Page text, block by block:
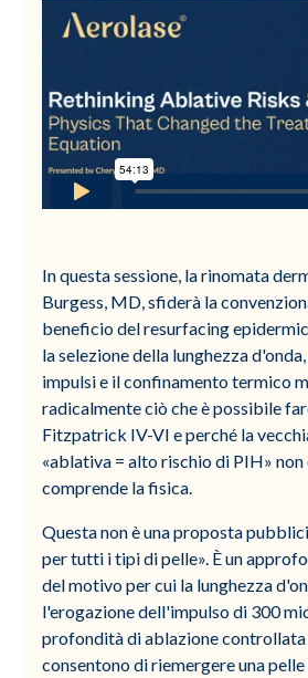
In questa sessione, la rinomata
Burgess, MD, sfiderà la
beneficio del resurfacing
la selezione della lunghezza
impulsi e il confinamento termico
radicalmente ciò che è possibile
Fitzpatrick IV-VI e perché la
«ablativa = alto rischio di PIH» non
comprende la fisica.
Questa non è una proposta
per tutti i tipi di pelle». È un
del motivo per cui la lunghezza
l'erogazione dell'impulso di 300
profondità di ablazione controllata
consentono di riemergere una pelle